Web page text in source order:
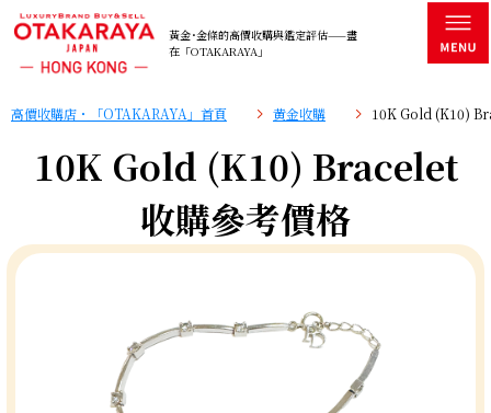
黃金･金條的高價收購與鑑定評估——盡
在「OTAKARAYA」
高價收購店・「OTAKARAYA」首頁 黄金收購 10K Gold (K10)
10K Gold (K10) Bracelet
收購參考價格